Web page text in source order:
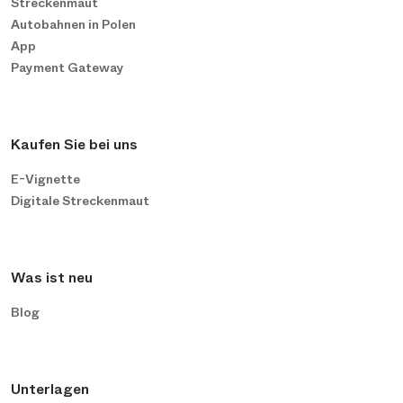
Autobahnen in Polen
App
Payment Gateway
Kaufen Sie bei uns
E-Vignette
Digitale Streckenmaut
Was ist neu
Blog
Unterlagen